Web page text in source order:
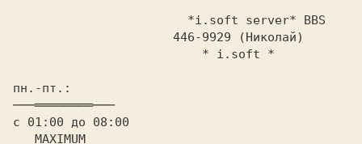
*i.soft server* BBS